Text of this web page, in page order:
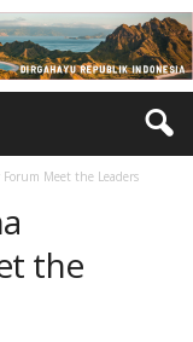
Meet the Leaders
the